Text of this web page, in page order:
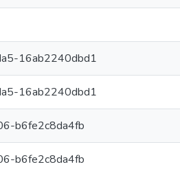
16ab2240dbd1
16ab2240dbd1
b6fe2c8da4fb
b6fe2c8da4fb